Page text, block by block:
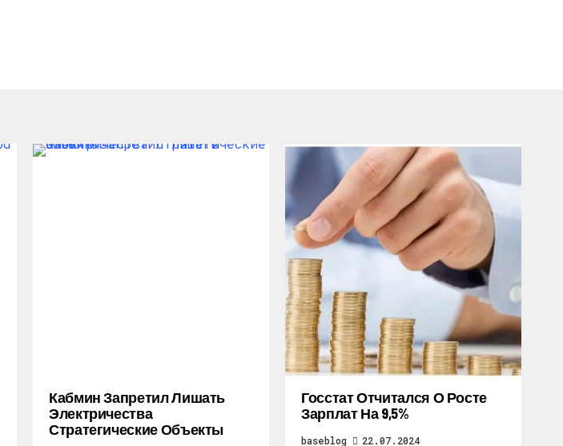
Кабмин Запретил Лишать
Электричества
Стратегические Объекты
Госстат Отчитался О Росте
Зарплат На 9,5%
baseblog 22.07.2024